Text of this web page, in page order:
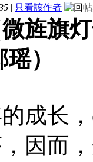
| 只看該作者
微旌旗
）
成长
因而